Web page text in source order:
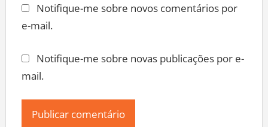
Notifique-me sobre novos comentários por
e-mail.
Notifique-me sobre novas publicações por e-
mail.